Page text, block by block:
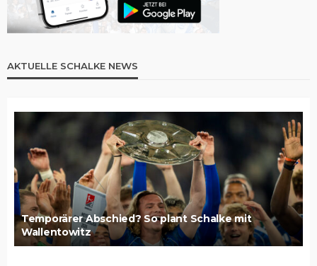
AKTUELLE SCHALKE NEWS
Temporärer Abschied? So plant Schalke mit
Wallentowitz